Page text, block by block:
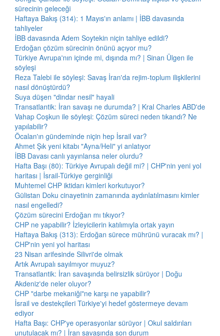
sürecinin geleceği
Haftaya Bakış (314): 1 Mayıs'ın anlamı | İBB davasında
tahliyeler
İBB davasında Adem Soytekin niçin tahliye edildi?
Erdoğan çözüm sürecinin önünü açıyor mu?
Türkiye Avrupa'nın içinde mi, dışında mı? | Sinan Ülgen ile
söyleşi
Reza Talebi ile söyleşi: Savaş İran'da rejim-toplum ilişkilerini
nasıl dönüştürdü?
Suya düşen "dindar nesil" hayali
Transatlantik: İran savaşı ne durumda? | Kral Charles ABD'de
Vahap Coşkun ile söyleşi: Çözüm süreci neden tıkandı? Ne
yapılabilir?
Öcalan'ın gündeminde niçin hep İsrail var?
Ahmet Şık yeni kitabı "Ayna/Heli" yi anlatıyor
İBB Davası canlı yayınlansa neler olurdu?
Hafta Başı (80): Türkiye Avrupalı değil mi? | CHP'nin yeni yol
haritası | İsrail-Türkiye gerginliği
Muhtemel CHP iktidarı kimleri korkutuyor?
Gülistan Doku cinayetinin zamanında aydınlatılmasını kimler
nasıl engelledi?
Çözüm sürecini Erdoğan mı tıkıyor?
CHP ne yapabilir? İzleyicilerin katılımıyla ortak yayın
Haftaya Bakış (313): Erdoğan sürece mührünü vuracak mı? |
CHP'nin yeni yol haritası
23 Nisan arifesinde Silivri'de olmak
Artık Avrupalı sayılmıyor muyuz?
Transatlantik: İran savaşında belirsizlik sürüyor | Doğu
Akdeniz'de neler oluyor?
CHP "darbe mekaniği"ne karşı ne yapabilir?
İsrail ve destekçileri Türkiye'yi hedef göstermeye devam
ediyor
Hafta Başı: CHP'ye operasyonlar sürüyor | Okul saldırıları
unutulacak mı? | İran savaşında son durum